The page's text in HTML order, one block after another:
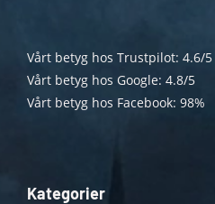
Vårt betyg hos Trustpilot: 4.6/5
Vårt betyg hos Google: 4.8/5
Vårt betyg hos Facebook: 98%
Kategorier